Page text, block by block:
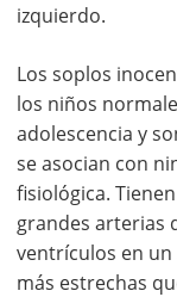
izquierdo.
Los soplos
los niños
adolescencia y
se asocian con
fisiológica.
grandes arterias
ventrículos en
más estrechas